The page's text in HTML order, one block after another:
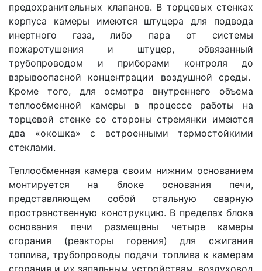
предохранительных клапанов. В торцевых стенках
корпуса камеры имеются штуцера для подвода
инертного газа, либо пара от системы
пожаротушения и штуцер, обвязанный
трубопроводом и приборами контроля до
взрывоопасной концентрации воздушной среды.
Кроме того, для осмотра внутреннего объема
теплообменной камеры в процессе работы на
торцевой стенке со стороны стремянки имеются
два «окошка» с встроенными термостойкими
стеклами.
Теплообменная камера своим нижним основанием
монтируется на блоке основания печи,
представляющем собой стальную сварную
пространственную конструкцию. В пределах блока
основания печи размещены четыре камеры
сгорания (реакторы горения) для сжигания
топлива, трубопроводы подачи топлива к камерам